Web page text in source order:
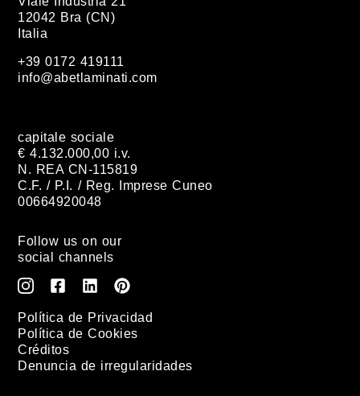
12042 Bra (CN)
Italia
+39 0172 419111
info@abetlaminati.com
capitale sociale
€ 4.132.000,00 i.v.
N. REA CN-115819
C.F. / P.I. / Reg. Imprese Cuneo
00664920048
Follow us on our
social channels
Política de Privacidad
Política de Cookies
Créditos
Denuncia de irregularidades